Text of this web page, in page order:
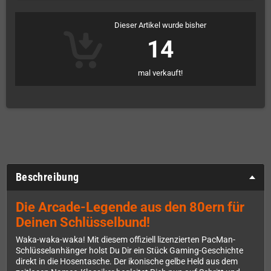
Dieser Artikel wurde bisher
14
mal verkauft!
Beschreibung
Die Arcade-Legende aus den 80ern für
Deinen Schlüsselbund!
Waka-waka-waka! Mit diesem offiziell lizenzierten PacMan-
Schlüsselanhänger holst Du Dir ein Stück Gaming-Geschichte
direkt in die Hosentasche. Der ikonische gelbe Held aus dem